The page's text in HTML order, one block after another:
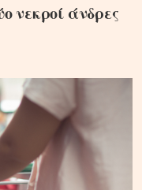
νεκροί άνδρες